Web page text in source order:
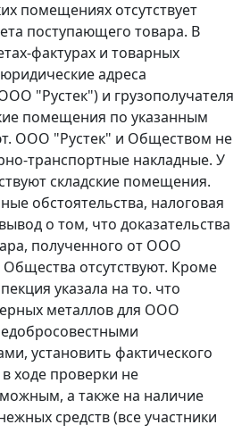
помещениях отсутствует
поступающего товара. В
фактурах и товарных
адреса
"Рустек") и грузополучателя
помещения по указанным
ООО "Рустек" и Обществом не
транспортные накладные. У
складские помещения.
обстоятельства, налоговая
о том, что доказательства
полученного от ООО
Общества отсутствуют. Кроме
указала на то. что
металлов для ООО
установить фактического
ходе проверки не
а также на наличие
средств (все участники